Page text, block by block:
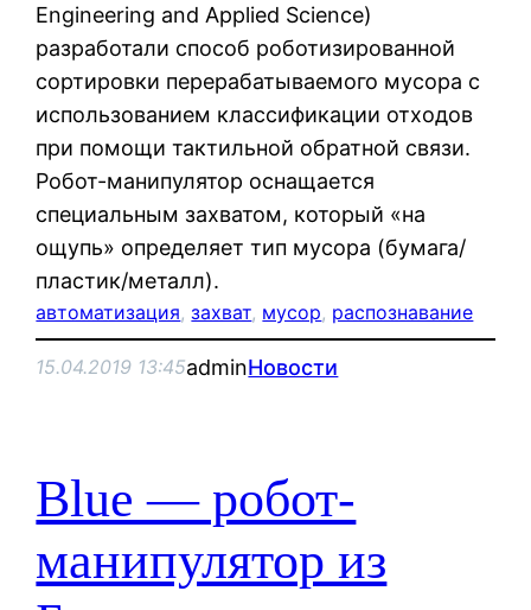
Engineering and Applied Science)
разработали способ роботизированной
сортировки перерабатываемого мусора с
использованием классификации отходов
при помощи тактильной обратной связи.
Робот-манипулятор оснащается
специальным захватом, который «на
ощупь» определяет тип мусора (бумага/
пластик/металл).
автоматизация, захват, мусор, распознавание
15.04.2019 13:45adminНовости
Blue — робот-
манипулятор из